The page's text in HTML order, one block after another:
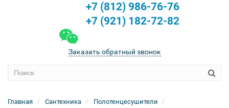
+7 (812) 986-76-76
+7 (921) 182-72-82
Заказать обратный звонок
Главная Сантехника
Полотенцесушители